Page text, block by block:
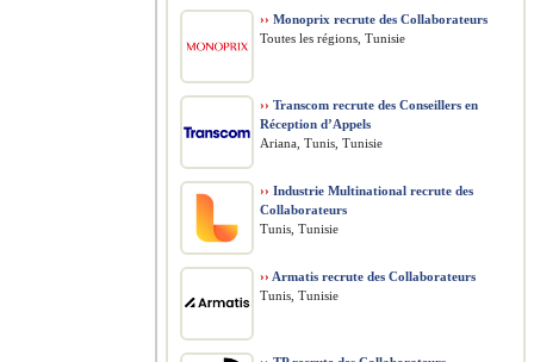
›› Monoprix recrute des Collaborateurs
Toutes les régions, Tunisie
›› Transcom recrute des Conseillers en
Réception d’Appels
Ariana, Tunis, Tunisie
›› Industrie Multinational recrute des
Collaborateurs
Tunis, Tunisie
›› Armatis recrute des Collaborateurs
Tunis, Tunisie